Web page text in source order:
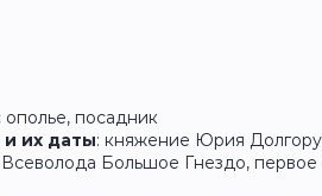
ополье, посадник
их даты: княжение Юрия
Большое Гнездо,